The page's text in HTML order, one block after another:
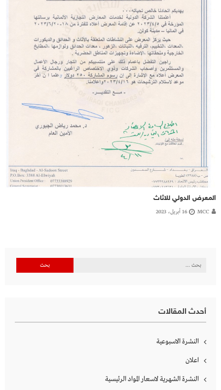
المعرض الدولي للاثاث
MCC 16 أبريل، 2023
أحدث المقالات
النشرة الاسبوعية
اعلان
النشرة الشهرية لاسعار المواد الرئيسية